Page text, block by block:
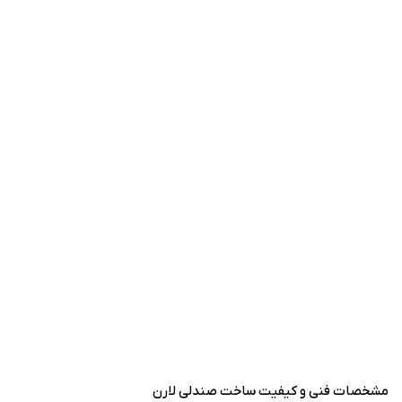
مشخصات فنی و کیفیت ساخت صندلی لارن